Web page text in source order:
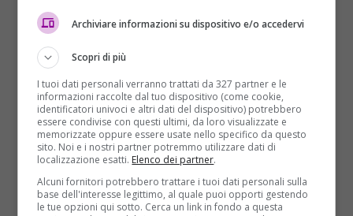
dinamica dell’incidente:avrebbe ammesso di essersi
distratto
È stato quindiindagato per lesioni
gravissime. L’attore viaggiava in direzione Venezia e
dopo l’incidente, sconvolto,ha dichiarato: “È stata
colpa mia, starò molto vicino alle donne ferite”
Paolini pare avesse ricevute da poco un messaggio
telefonico su WhatsApp, ma ha detto di non essere
stato al telefono in quel momento. Dopo circa due
ore in caserma, l’attore è stato riaccompagnato a
Archiviare informazioni su dispositivo e/o accedervi
Scopri di più
I tuoi dati personali verranno trattati da 327 partner e le
informazioni raccolte dal tuo dispositivo (come cookie,
identificatori univoci e altri dati del dispositivo) potrebbero
essere condivise con questi ultimi, da loro visualizzate e
memorizzate oppure essere usate nello specifico da questo
sito. Noi e i nostri partner potremmo utilizzare dati di
localizzazione esatti. Elenco dei partner.
Alcuni fornitori potrebbero trattare i tuoi dati personali sulla
base dell'interesse legittimo, al quale puoi opporti gestendo
le tue opzioni qui sotto. Cerca un link in fondo a questa